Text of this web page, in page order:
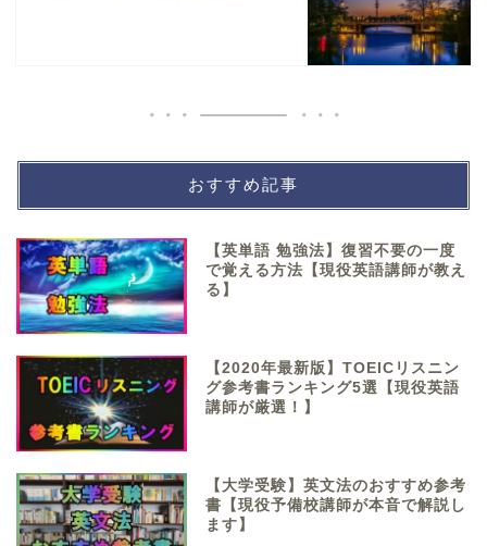
おすすめ記事
【英単語 勉強法】復習不要の一度
で覚える方法【現役英語講師が教え
る】
【2020年最新版】TOEICリスニン
グ参考書ランキング5選【現役英語
講師が厳選！】
【大学受験】英文法のおすすめ参考
書【現役予備校講師が本音で解説し
ます】